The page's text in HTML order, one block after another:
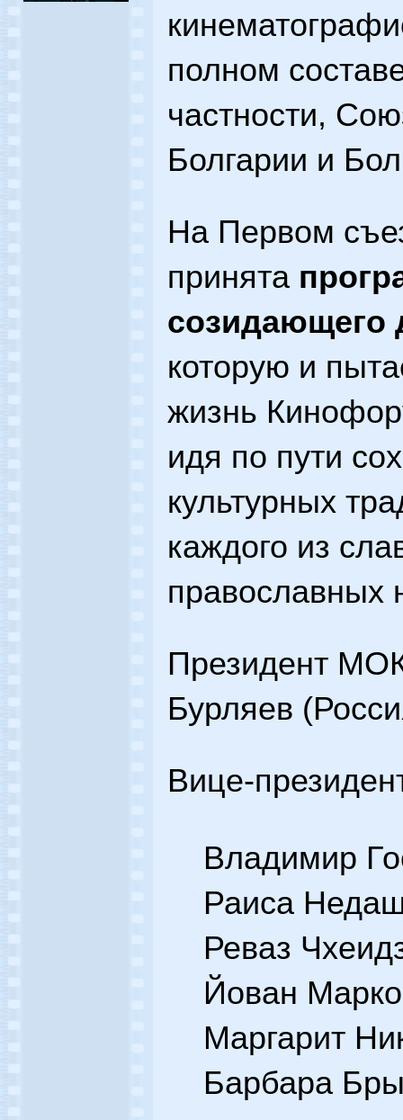
полном
частности,
Болгарии и
На Первом
принята
созидающего
которую и
жизнь
идя по пути
культурных
каждого из
православных
Президент
Бурляев
Вице-
Владимир
Раиса
Реваз
Йован
Маргарит
Барбара